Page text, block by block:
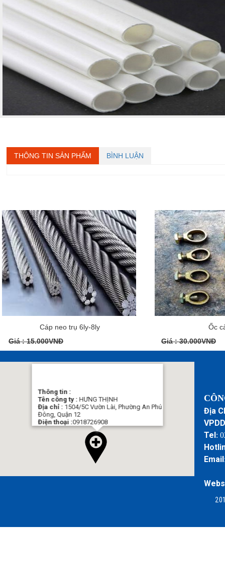
THÔNG TIN SẢN PHẨM BÌNH LUẬN
Cáp neo trụ 6ly-8ly
Giá : 15.000VNĐ
Ốc
Giá : 30.000VNĐ
Thông tin :
Tên công ty : HƯNG THỊNH
Địa chỉ : 1504/5C Vườn Lài, Phường An Phú
Đông, Quận 12
Điện thoại :0918726908
C
Địa
Tel :
Email